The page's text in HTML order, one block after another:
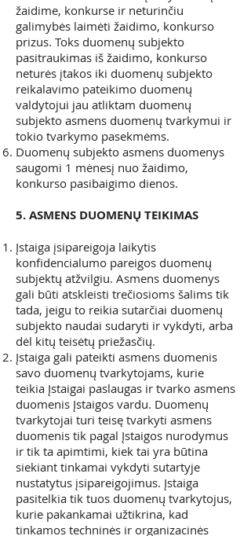
žaidime, konkurse ir neturinčiu
galimybės laimėti žaidimo, konkurso
prizus. Toks duomenų subjekto
pasitraukimas iš žaidimo, konkurso
neturės įtakos iki duomenų subjekto
reikalavimo pateikimo duomenų
valdytojui jau atliktam duomenų
subjekto asmens duomenų tvarkymui ir
tokio tvarkymo pasekmėms.
Duomenų subjekto asmens duomenys
saugomi 1 mėnesį nuo žaidimo,
konkurso pasibaigimo dienos.
5. ASMENS DUOMENŲ TEIKIMAS
Įstaiga įsipareigoja laikytis
konfidencialumo pareigos duomenų
subjektų atžvilgiu. Asmens duomenys
gali būti atskleisti trečiosioms šalims tik
tada, jeigu to reikia sutarčiai duomenų
subjekto naudai sudaryti ir vykdyti, arba
dėl kitų teisėtų priežasčių.
Įstaiga gali pateikti asmens duomenis
savo duomenų tvarkytojams, kurie
teikia Įstaigai paslaugas ir tvarko asmens
duomenis Įstaigos vardu. Duomenų
tvarkytojai turi teisę tvarkyti asmens
duomenis tik pagal Įstaigos nurodymus
ir tik ta apimtimi, kiek tai yra būtina
siekiant tinkamai vykdyti sutartyje
nustatytus įsipareigojimus. Įstaiga
pasitelkia tik tuos duomenų tvarkytojus,
kurie pakankamai užtikrina, kad
tinkamos techninės ir organizacinės